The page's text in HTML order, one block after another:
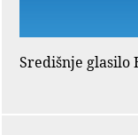
Središnje glasilo